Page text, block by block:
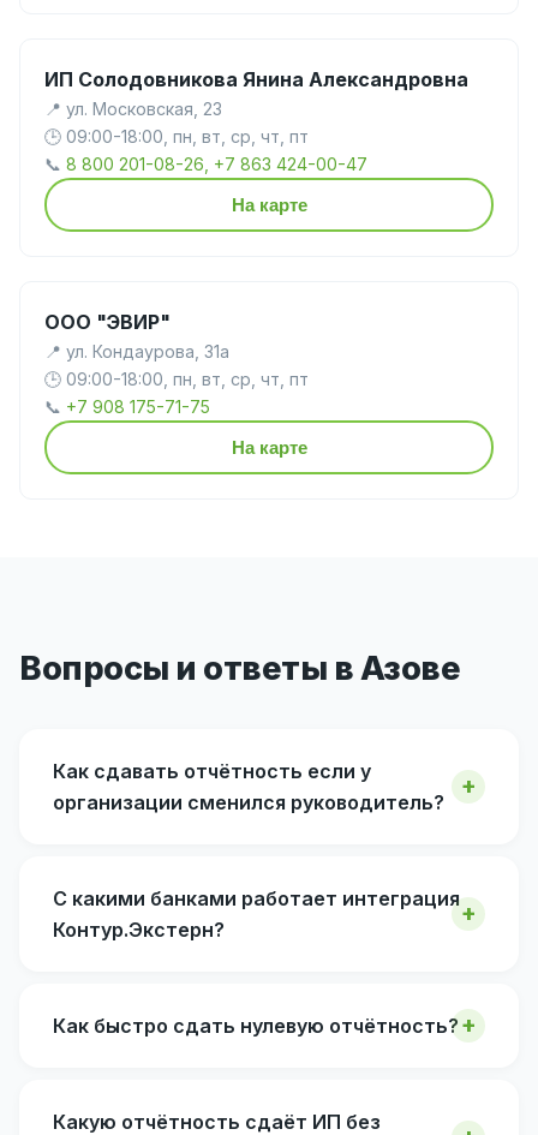
ИП Солодовникова Янина Александровна
📍 ул. Московская, 23
🕒 09:00-18:00, пн, вт, ср, чт, пт
📞 8 800 201-08-26, +7 863 424-00-47
На карте
ООО "ЭВИР"
📍 ул. Кондаурова, 31а
🕒 09:00-18:00, пн, вт, ср, чт, пт
📞 +7 908 175-71-75
На карте
Вопросы и ответы в Азове
Как сдавать отчётность если у
организации сменился руководитель?
С какими банками работает интеграция
Контур.Экстерн?
Как быстро сдать нулевую отчётность?
Какую отчётность сдаёт ИП без